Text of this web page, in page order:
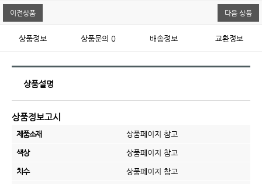
이전상품 다음 상품
상품정보 상품문의 0 배송정보 교환정보
상품설명
상품정보고시
제품소재 상품페이지 참고
색상 상품페이지 참고
치수 상품페이지 참고